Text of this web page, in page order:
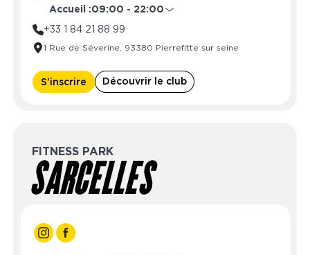
Accueil :09:00 - 22:00
Lundi
Mercredi
09:00 - 22:00
Vendredi
09:00 - 22:00
Samedi
09:00 - 22:00
+33 1 84 21 88 99
1 Rue de Séverine, 93380 Pierrefitte sur seine
S'inscrire Découvrir le club
FITNESS PARK
SARCELLES